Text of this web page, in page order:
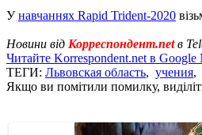
Унавчаннях Rapid Trident-2020
Новини від Корреспондент.netв
Читайте Korrespondent.net в Google
ТЕГИ: Львовская область, учения,
Якщо ви помітили помилку,